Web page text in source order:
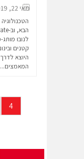
מאי 22, 2019
לנובו
היוצא
המאמצים...
4